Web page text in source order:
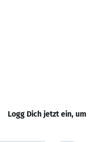
Logg Dich jetzt ein,